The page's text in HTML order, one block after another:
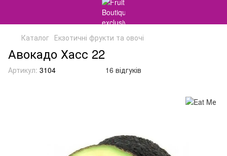
Каталог Екзотичні фрукти та овочі
Авокадо Хасс 22
Артикул: 3104 16 відгуків